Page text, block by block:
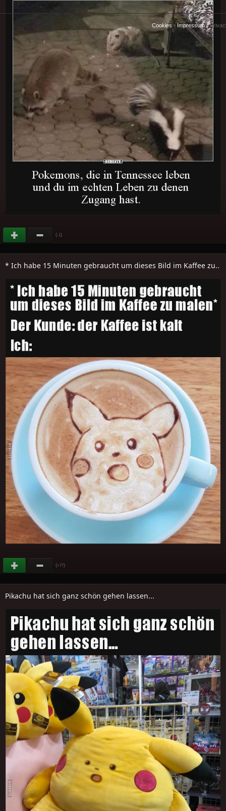
(-1)
* Ich habe 15 Minuten gebraucht um dieses Bild im Kaffee zu..
(+77)
Pikachu hat sich ganz schön gehen lassen...
Cookies -Impressum-